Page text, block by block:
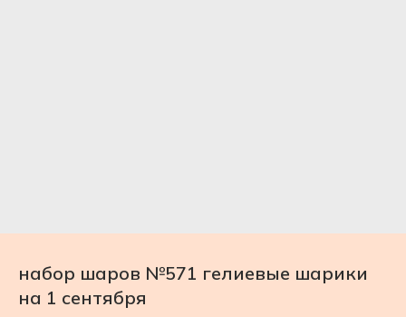
набор шаров №571 гелиевые шарики
на 1 сентября